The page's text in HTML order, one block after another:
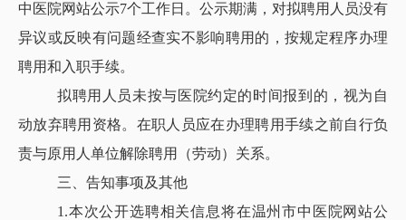
中医院网站公示7个工作日。公示期满，对拟聘用人员没有
异议或反映有问题经查实不影响聘用的，按规定程序办理
聘用和入职手续。
拟聘用人员未按与医院约定的时间报到的，视为自
动放弃聘用资格。在职人员应在办理聘用手续之前自行负
责与原用人单位解除聘用（劳动）关系。
三、告知事项及其他
1.本次公开选聘相关信息将在温州市中医院网站公